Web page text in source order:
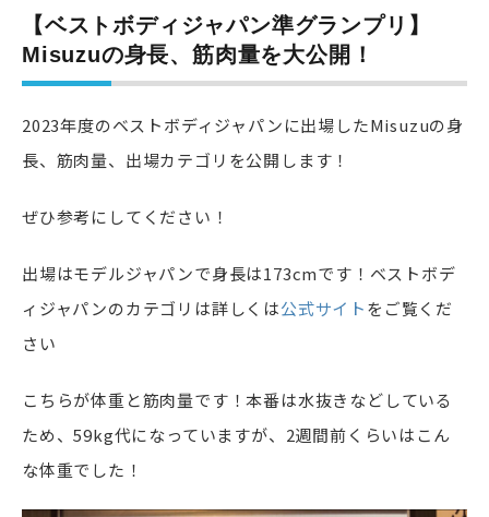
【ベストボディジャパン準グランプリ】
Misuzuの身長、筋肉量を大公開！
2023年度のベストボディジャパンに出場したMisuzuの身
長、筋肉量、出場カテゴリを公開します！
ぜひ参考にしてください！
出場はモデルジャパンで身長は173cmです！ベストボデ
ィジャパンのカテゴリは詳しくは公式サイトをご覧くだ
さい
こちらが体重と筋肉量です！本番は水抜きなどしている
ため、59kg代になっていますが、2週間前くらいはこん
な体重でした！